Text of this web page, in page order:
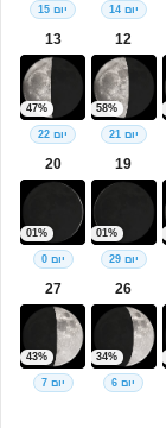
יום 14 יום 15
12
58%
יום 21
13
47%
יום 22
19
01%
יום 29
20
01%
יום 0
26
34%
יום 6
27
43%
יום 7